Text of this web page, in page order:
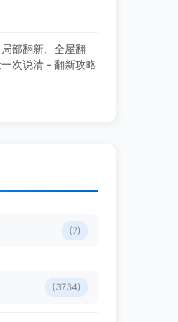
部翻新、全屋翻
次说清 - 翻新攻略
(7)
(3734)